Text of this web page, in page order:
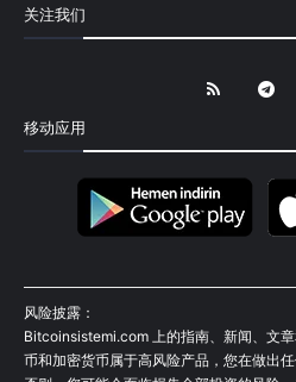
关注我们
移动应用
风险披露：
Bitcoinsistemi.com 上的指南、新闻、文
币和加密货币属于高风险产品，您在做出